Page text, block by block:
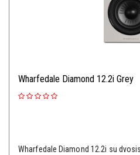
Wharfedale Diamond 12.2i Grey
Wharfedale Diamond 12.2i su